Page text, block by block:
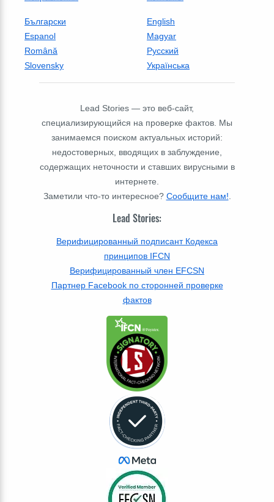
Български
English
Espanol
Magyar
Română
Русский
Slovensky
Українська
Lead Stories — это веб-сайт,
специализирующийся на проверке фактов. Мы
занимаемся поиском актуальных историй:
недостоверных, вводящих в заблуждение,
содержащих неточности и ставших вирусными в
интернете.
Заметили что-то интересное? Сообщите нам!
Lead Stories:
Верифицированный подписант Кодекса
принципов IFCN
Верифицированный член EFCSN
Партнер Facebook по сторонней проверке
фактов